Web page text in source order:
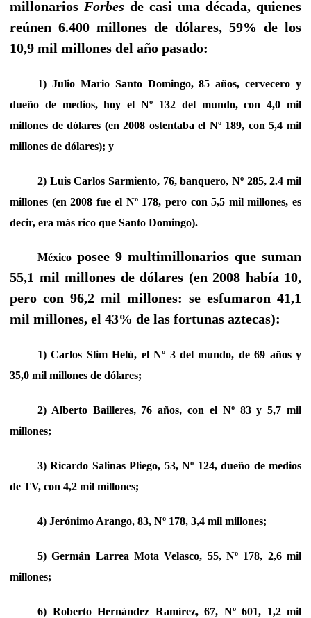
millonarios Forbes de casi una década, quienes
reúnen 6.400 millones de dólares, 59% de los
10,9 mil millones del año pasado:
1) Julio Mario Santo Domingo, 85 años, cervecero y
dueño de medios, hoy el Nº 132 del mundo, con 4,0 mil
millones de dólares (en 2008 ostentaba el Nº 189, con 5,4 mil
millones de dólares); y
2) Luis Carlos Sarmiento, 76, banquero, Nº 285, 2.4 mil
millones (en 2008 fue el Nº 178, pero con 5,5 mil millones, es
decir, era más rico que Santo Domingo).
México posee 9 multimillonarios que suman
55,1 mil millones de dólares (en 2008 había 10,
pero con 96,2 mil millones: se esfumaron 41,1
mil millones, el 43% de las fortunas aztecas):
1) Carlos Slim Helú, el Nº 3 del mundo, de 69 años y
35,0 mil millones de dólares;
2) Alberto Bailleres, 76 años, con el Nº 83 y 5,7 mil
millones;
3) Ricardo Salinas Pliego, 53, Nº 124, dueño de medios
de TV, con 4,2 mil millones;
4) Jerónimo Arango, 83, Nº 178, 3,4 mil millones;
5) Germán Larrea Mota Velasco, 55, Nº 178, 2,6 mil
millones;
6) Roberto Hernández Ramírez, 67, Nº 601, 1,2 mil